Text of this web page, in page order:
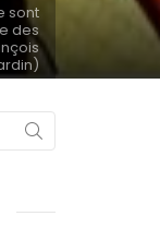
sont
des